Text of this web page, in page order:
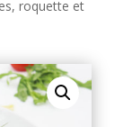
roquette et